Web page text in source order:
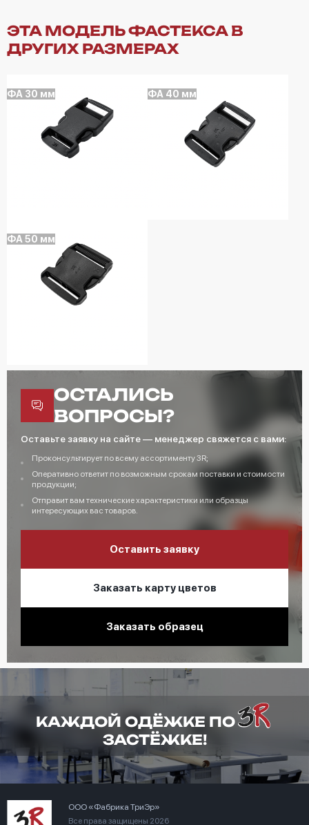
ЭТА МОДЕЛЬ ФАСТЕКСА В
ДРУГИХ РАЗМЕРАХ
ФА 30 мм ФА 40 мм
ФА 50 мм
ОСТАЛИСЬ
ВОПРОСЫ?
Оставьте заявку на сайте — менеджер свяжется с вами:
Проконсультирует по всему ассортименту 3R;
Оперативно ответит по возможным срокам поставки и стоимости
продукции;
Отправит вам технические характеристики или образцы
интересующих вас товаров.
Оставить заявку
Заказать карту цветов
Заказать образец
КАЖДОЙ ОДЁЖКЕ ПО
ЗАСТЁЖКЕ!
ООО «Фабрика ТриЭр»
Все права защищены 2026